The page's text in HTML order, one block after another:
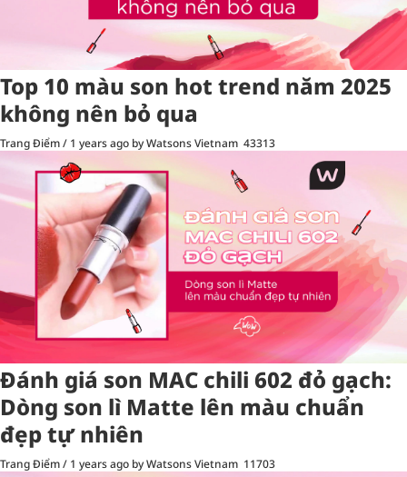
Top 10 màu son hot trend năm 2025
không nên bỏ qua
Trang Điểm/ 1 years ago by Watsons Vietnam 43313
Đánh giá son MAC chili 602 đỏ gạch:
Dòng son lì Matte lên màu chuẩn
đẹp tự nhiên
Trang Điểm/ 1 years ago by Watsons Vietnam 11703